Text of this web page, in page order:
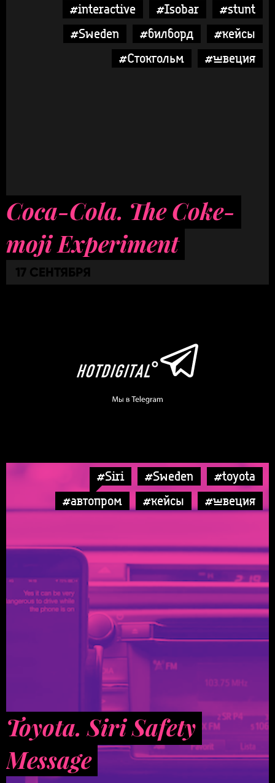
#interactive
#Isobar
#stunt
#Sweden
#билборд
#кейсы
#Стокгольм
#швеция
Coca-Cola. The Coke-
moji Experiment
17 СЕНТЯБРЯ
#Siri #Sweden
#toyota
#автопром
#кейсы #швеция
Toyota. Siri Safety
Message